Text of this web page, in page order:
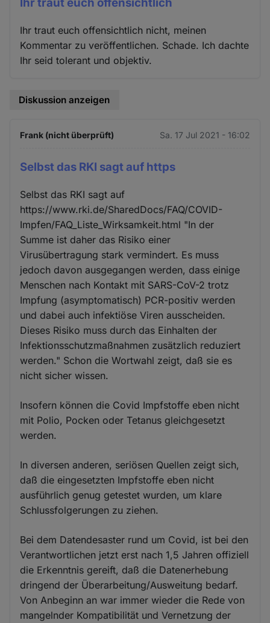
Ihr traut euch offensichtlich
Ihr traut euch offensichtlich nicht, meinen
Kommentar zu veröffentlichen. Schade. Ich dachte
Ihr seid tolerant und objektiv.
Diskussion anzeigen
Frank (nicht überprüft) Sa. 17 Jul 2021 - 16:02
Selbst das RKI sagt auf https
Selbst das RKI sagt auf
https://www.rki.de/SharedDocs/FAQ/COVID-
Impfen/FAQ_Liste_Wirksamkeit.html "In der
Summe ist daher das Risiko einer
Virusübertragung stark vermindert. Es muss
jedoch davon ausgegangen werden, dass einige
Menschen nach Kontakt mit SARS-CoV-2 trotz
Impfung (asymptomatisch) PCR-positiv werden
und dabei auch infektiöse Viren ausscheiden.
Dieses Risiko muss durch das Einhalten der
Infektionsschutzmaßnahmen zusätzlich reduziert
werden." Schon die Wortwahl zeigt, daß sie es
nicht sicher wissen.
Insofern können die Covid Impfstoffe eben nicht
mit Polio, Pocken oder Tetanus gleichgesetzt
werden.
In diversen anderen, seriösen Quellen zeigt sich,
daß die eingesetzten Impfstoffe eben nicht
ausführlich genug getestet wurden, um klare
Schlussfolgerungen zu ziehen.
Bei dem Datendesaster rund um Covid, ist bei den
Verantwortlichen jetzt erst nach 1,5 Jahren offiziell
die Erkenntnis gereift, daß die Datenerhebung
dringend der Überarbeitung/Ausweitung bedarf.
Von Anbeginn an war immer wieder die Rede von
mangelnder Kompatibilität und Vernetzung der